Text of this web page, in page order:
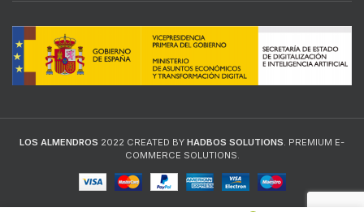
LOS ALMENDROS 2022 CREATED BY HADBOS SOLUTIONS. PREMIUM E-
COMMERCE SOLUTIONS.